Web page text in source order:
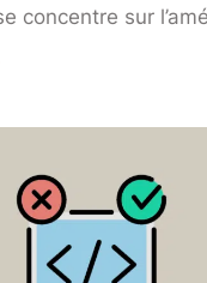
concentre sur
approche,
de
sa capacité à y